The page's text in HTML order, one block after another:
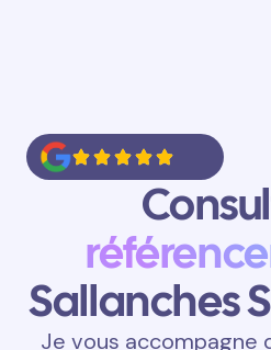
Sallanches
Je vous accompagne